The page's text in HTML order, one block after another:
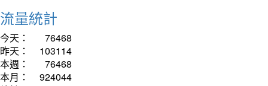
流量統計
今天：
76468
昨天：
103114
本週：
76468
本月：
924044